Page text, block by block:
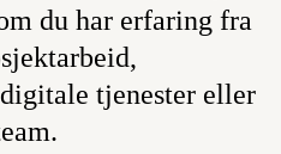
du har erfaring fra
tjenester eller